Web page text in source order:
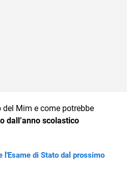
del Mim e come potrebbe
dall’anno scolastico
l'Esame di Stato dal prossimo